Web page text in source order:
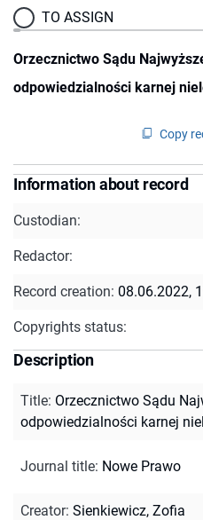
TO ASSIGN
Orzecznictwo Sądu
odpowiedzialności karnej
Copy
Information about record
Custodian:
Redactor:
Record creation: 08.06.2022,
Copyrights status:
Description
Title: Orzecznictwo Sądu
odpowiedzialności karnej
Journal title: Nowe Prawo
Creator: Sienkiewicz, Zofia